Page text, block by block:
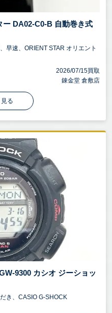
DA02-C0-B 自動巻き式
早速、ORIENT STAR オリエント
2026/07/15買取
錬金堂 倉敷店
る
9300 カシオ ジーショッ
き、CASIO G-SHOCK